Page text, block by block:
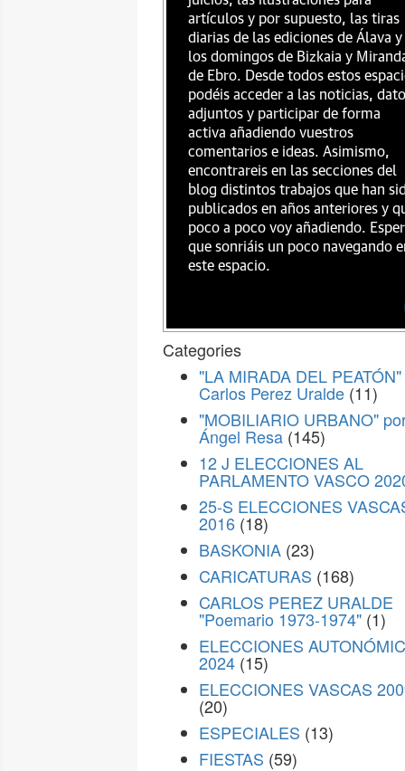
artículos y por supuesto, las tiras
diarias de las ediciones de Álava y
los domingos de Bizkaia y
de Ebro. Desde todos estos
podéis acceder a las noticias,
adjuntos y participar de forma
activa añadiendo vuestros
comentarios e ideas. Asimismo,
encontrareis en las secciones del
blog distintos trabajos que han
publicados en años anteriores y
poco a poco voy añadiendo.
que sonriáis un poco navegando
este espacio.
Categories
"LA MIRADA DEL
Carlos Perez Uralde (11)
"MOBILIARIO URBANO"
Ángel Resa (145)
12 J ELECCIONES AL
PARLAMENTO VASCO
25-S ELECCIONES
2016 (18)
BASKONIA (23)
CARICATURAS (168)
CARLOS PEREZ URALDE
"Poemario 1973-1974" (1)
ELECCIONES
2024 (15)
ELECCIONES VASCAS
(20)
ESPECIALES (13)
FIESTAS (59)